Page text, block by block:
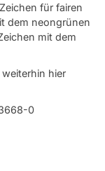
für fairen
dem neongrünen
mit dem
hier
0